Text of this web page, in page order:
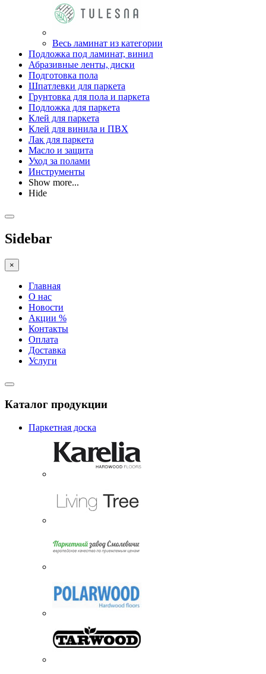
Весь ламинат из категории
Подложка под ламинат, винил
Абразивные ленты, диски
Подготовка пола
Шпатлевки для паркета
Грунтовка для пола и паркета
Подложка для паркета
Клей для паркета
Клей для винила и ПВХ
Лак для паркета
Масло и защита
Уход за полами
Инструменты
Show more...
Hide
Sidebar
×
Главная
О нас
Новости
Акции %
Контакты
Оплата
Доставка
Услуги
Каталог продукции
Паркетная доска